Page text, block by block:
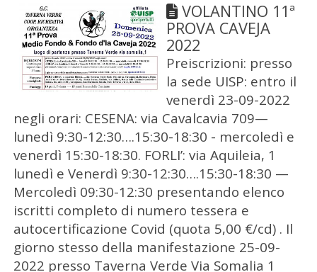
VOLANTINO 11ª
PROVA CAVEJA
2022
Preiscrizioni: presso
la sede UISP: entro il
venerdì 23-09-2022
negli orari: CESENA: via Cavalcavia 709—
lunedì 9:30-12:30….15:30-18:30 - mercoledì e
venerdì 15:30-18:30. FORLI’: via Aquileia, 1
lunedì e Venerdì 9:30-12:30….15:30-18:30 —
Mercoledì 09:30-12:30 presentando elenco
iscritti completo di numero tessera e
autocertificazione Covid (quota 5,00 €/cd) . Il
giorno stesso della manifestazione 25-09-
2022 presso Taverna Verde Via Somalia 1